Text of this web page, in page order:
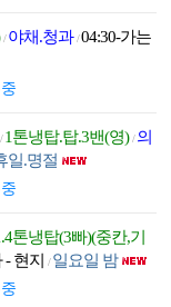
/ 야채.청과/04:30-가는
/ 1톤냉탑.탑.3밴(영)/ 의
일.명절
톤냉탑(3빠)(중칸,기
- 현지/ 일요일 밤